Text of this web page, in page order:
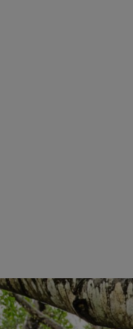
medidas a corto,
la neutralidad
CLIMÁTICA